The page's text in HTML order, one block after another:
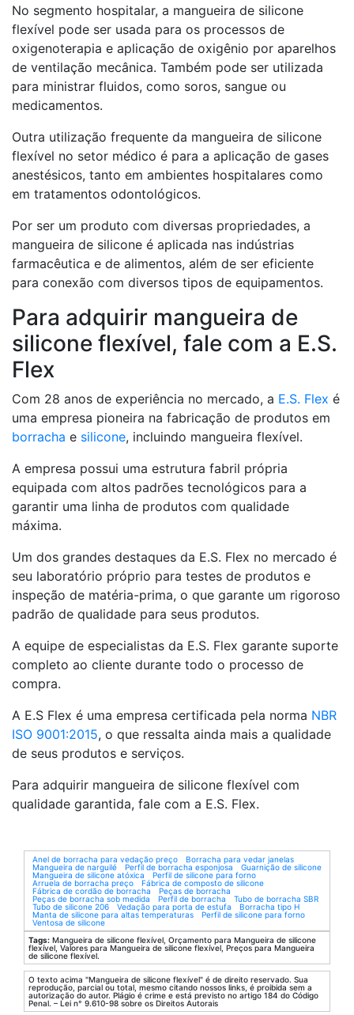
No segmento hospitalar, a mangueira de silicone
flexível pode ser usada para os processos de
oxigenoterapia e aplicação de oxigênio por aparelhos
de ventilação mecânica. Também pode ser utilizada
para ministrar fluidos, como soros, sangue ou
medicamentos.
Outra utilização frequente da mangueira de silicone
flexível no setor médico é para a aplicação de gases
anestésicos, tanto em ambientes hospitalares como
em tratamentos odontológicos.
Por ser um produto com diversas propriedades, a
mangueira de silicone é aplicada nas indústrias
farmacêutica e de alimentos, além de ser eficiente
para conexão com diversos tipos de equipamentos.
Para adquirir mangueira de
silicone flexível, fale com a E.S.
Flex
Com 28 anos de experiência no mercado, a E.S. Flex é
uma empresa pioneira na fabricação de produtos em
borracha e silicone, incluindo mangueira flexível.
A empresa possui uma estrutura fabril própria
equipada com altos padrões tecnológicos para a
garantir uma linha de produtos com qualidade
máxima.
Um dos grandes destaques da E.S. Flex no mercado é
seu laboratório próprio para testes de produtos e
inspeção de matéria-prima, o que garante um rigoroso
padrão de qualidade para seus produtos.
A equipe de especialistas da E.S. Flex garante suporte
completo ao cliente durante todo o processo de
compra.
A E.S Flex é uma empresa certificada pela norma NBR
ISO 9001:2015, o que ressalta ainda mais a qualidade
de seus produtos e serviços.
Para adquirir mangueira de silicone flexível com
qualidade garantida, fale com a E.S. Flex.
Anel de borracha para vedação preço
Borracha para vedar janelas
Mangueira de narguilé
Perfil de borracha esponjosa
Guarnição de silicone
Mangueira de silicone atóxica
Perfil de silicone para forno
Arruela de borracha preço
Fábrica de composto de silicone
Fábrica de cordão de borracha
Peças de borracha
Peças de borracha sob medida
Perfil de borracha
Tubo de borracha SBR
Tubo de silicone 206
Vedação para porta de estufa
Borracha tipo H
Manta de silicone para altas temperaturas
Perfil de silicone para forno
Ventosa de silicone
Tags: Mangueira de silicone flexível, Orçamento para Mangueira de silicone
flexível, Valores para Mangueira de silicone flexível, Preços para Mangueira
de silicone flexível.
O texto acima "Mangueira de silicone flexível" é de direito reservado. Sua
reprodução, parcial ou total, mesmo citando nossos links, é proibida sem a
autorização do autor. Plágio é crime e está previsto no artigo 184 do Código
Penal. – Lei n° 9.610-98 sobre os Direitos Autorais